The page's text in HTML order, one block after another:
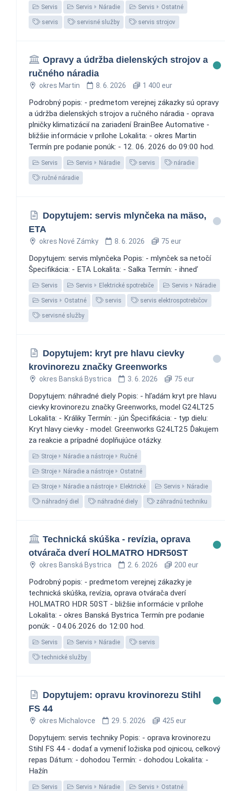
Servis Servis Náradie Servis Ostatné
servis servisné služby servis strojov
Opravy a údržba dielenských strojov a
ručného náradia
okres Martin 8. 6. 2026 1 400 eur
Podrobný popis: - predmetom verejnej zákazky sú opravy
a údržba dielenských strojov a ručného náradia - oprava
plničky klimatizácií na zariadení BrainBee Automative -
bližšie informácie v prílohe Lokalita: - okres Martin
Termín pre podanie ponúk: - 12. 06. 2026 do 09:00 hod.
Servis Servis Náradie servis náradie
ručné náradie
Dopytujem: servis mlynčeka na mäso,
ETA
okres Nové Zámky 8. 6. 2026 75 eur
Dopytujem: servis mlynčeka Popis: - mlynček sa netočí
Špecifikácia: - ETA Lokalita: - Salka Termín: - ihneď
Servis Servis Elektrické spotrebiče Servis Náradie
Servis Ostatné servis servis elektrospotrebičov
servisné služby
Dopytujem: kryt pre hlavu cievky
krovinorezu značky Greenworks
okres Banská Bystrica 3. 6. 2026 75 eur
Dopytujem: náhradné diely Popis: - hľadám kryt pre hlavu
cievky krovinorezu značky Greenworks, model G24LT25
Lokalita: - Králiky Termín: - jún Špecifikácia: - typ dielu:
Kryt hlavy cievky - model: Greenworks G24LT25 Ďakujem
za reakcie a prípadné doplňujúce otázky.
Stroje Náradie a nástroje Ručné
Stroje Náradie a nástroje Ostatné
Stroje Náradie a nástroje Elektrické Servis Náradie
náhradný diel náhradné diely záhradnú techniku
Technická skúška - revízia, oprava
otvárača dverí HOLMATRO HDR50ST
okres Banská Bystrica 2. 6. 2026 200 eur
Podrobný popis: - predmetom verejnej zákazky je
technická skúška, revízia, oprava otvárača dverí
HOLMATRO HDR 50ST - bližšie informácie v prílohe
Lokalita: - okres Banská Bystrica Termín pre podanie
ponúk: - 04.06.2026 do 12:00 hod.
Servis Servis Náradie servis
technické služby
Dopytujem: opravu krovinorezu Stihl
FS 44
okres Michalovce 29. 5. 2026 425 eur
Dopytujem: servis techniky Popis: - oprava krovinorezu
Stihl FS 44 - dodať a vymeniť ložiska pod ojnicou, celkový
repas Dátum: - dohodou Termín: - dohodou Lokalita: -
Hažín
Servis Servis Náradie Servis Ostatné